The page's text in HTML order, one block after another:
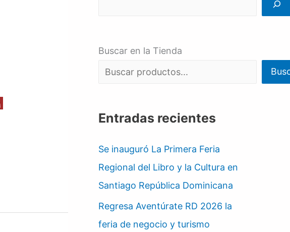
Buscar en la Tienda
Entradas recientes
Se inauguró La Primera Feria
Regional del Libro y la Cultura en
Santiago República Dominicana
Regresa Aventúrate RD 2026 la
feria de negocio y turismo